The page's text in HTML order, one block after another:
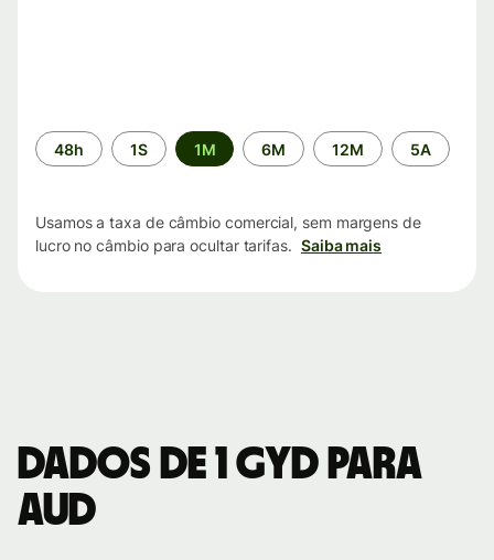
Período
de
48h 1S 1M 6M 12M 5A
Usamos a taxa de câmbio comercial, sem margens de
lucro no câmbio para ocultar tarifas. Saiba mais
Dados de 1 GYD para
AUD